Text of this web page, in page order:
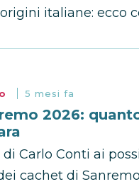
italiane: ecco
5 mesi fa
2026:
Carlo Conti ai
cachet di